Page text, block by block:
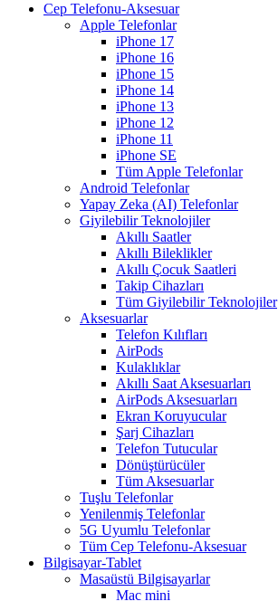
Cep Telefonu-Aksesuar
Apple Telefonlar
iPhone 17
iPhone 16
iPhone 15
iPhone 14
iPhone 13
iPhone 12
iPhone 11
iPhone SE
Tüm Apple Telefonlar
Android Telefonlar
Yapay Zeka (AI) Telefonlar
Giyilebilir Teknolojiler
Akıllı Saatler
Akıllı Bileklikler
Akıllı Çocuk Saatleri
Takip Cihazları
Tüm Giyilebilir Teknolojiler
Aksesuarlar
Telefon Kılıfları
AirPods
Kulaklıklar
Akıllı Saat Aksesuarları
AirPods Aksesuarları
Ekran Koruyucular
Şarj Cihazları
Telefon Tutucular
Dönüştürücüler
Tüm Aksesuarlar
Tuşlu Telefonlar
Yenilenmiş Telefonlar
5G Uyumlu Telefonlar
Tüm Cep Telefonu-Aksesuar
Bilgisayar-Tablet
Masaüstü Bilgisayarlar
Mac mini